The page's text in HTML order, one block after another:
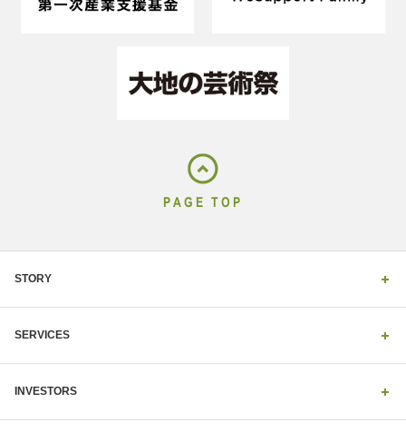
PAGE TOP
STORY
SERVICES
INVESTORS